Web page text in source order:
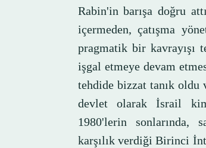
Rabin'in barışa doğru
içermeden, çatışma
pragmatik bir kavrayışı
işgal etmeye devam
tehdide bizzat tanık oldu
devlet olarak İsrail
1980'lerin sonlarında,
karşılık verdiği Birinci